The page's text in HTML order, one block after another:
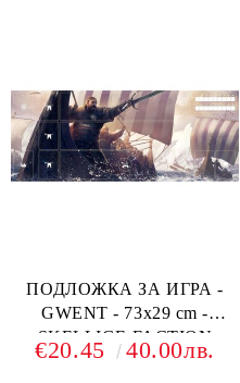
ПОДЛОЖКА ЗА ИГРА -
GWENT - 73х29 cm -
SKELLIGE FACTION
PLAYMAT (ЗА 1 ИГРАЧ)
€20.45 40.00лв.